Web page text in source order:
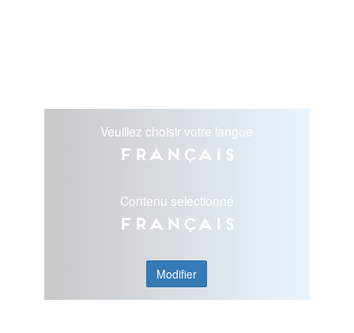
Veuillez choisir votre langue
Français
Contenu selectionné
Français
Modifier